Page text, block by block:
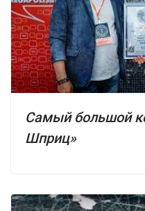
Самый большой
Шприц»